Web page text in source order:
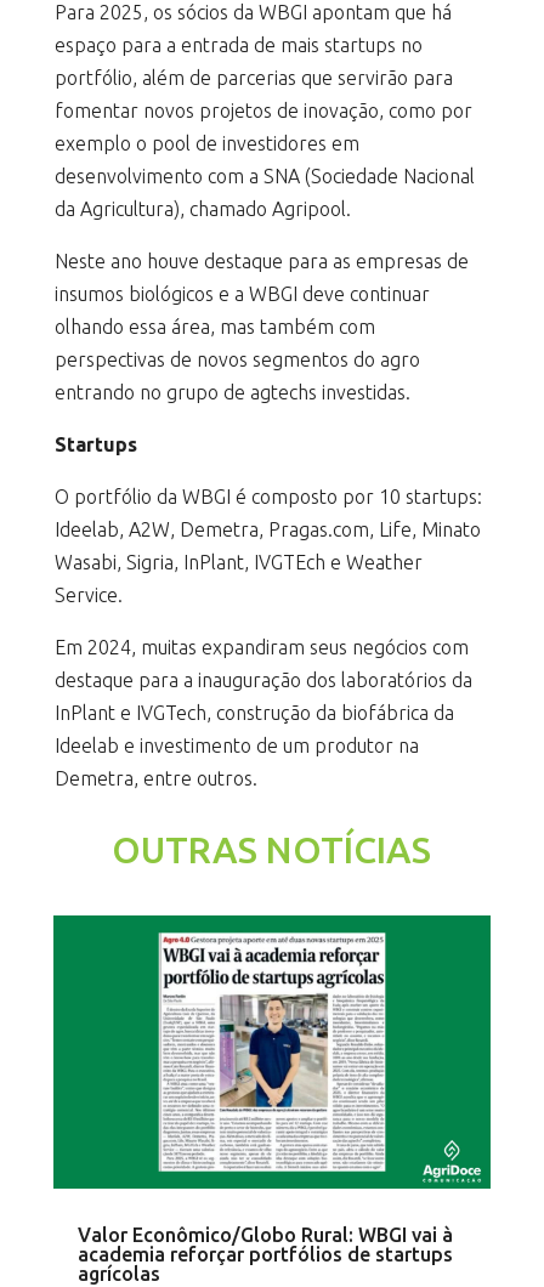
Para 2025, os sócios da WBGI apontam que há
espaço para a entrada de mais startups no
portfólio, além de parcerias que servirão para
fomentar novos projetos de inovação, como por
exemplo o pool de investidores em
desenvolvimento com a SNA (Sociedade Nacional
da Agricultura), chamado Agripool.
Neste ano houve destaque para as empresas de
insumos biológicos e a WBGI deve continuar
olhando essa área, mas também com
perspectivas de novos segmentos do agro
entrando no grupo de agtechs investidas.
Startups
O portfólio da WBGI é composto por 10 startups:
Ideelab, A2W, Demetra, Pragas.com, Life, Minato
Wasabi, Sigria, InPlant, IVGTEch e Weather
Service.
Em 2024, muitas expandiram seus negócios com
destaque para a inauguração dos laboratórios da
InPlant e IVGTech, construção da biofábrica da
Ideelab e investimento de um produtor na
Demetra, entre outros.
OUTRAS NOTÍCIAS
Valor Econômico/Globo Rural: WBGI vai à
academia reforçar portfólios de startups
agrícolas